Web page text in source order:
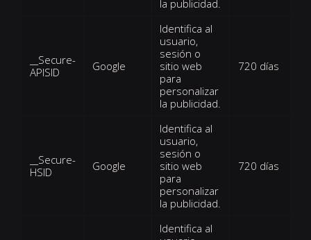
la publicidad.
__Secure-
APISID
Google
Identifica al
usuario,
sesión o
sitio web
para
personalizar
la publicidad.
720 días
__Secure-
HSID
Google
Identifica al
usuario,
sesión o
sitio web
para
personalizar
la publicidad.
720 días
Identifica al